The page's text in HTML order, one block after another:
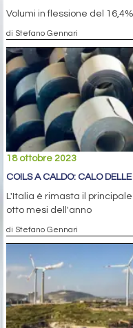
Volumi in flessione del
di Stefano Gennari
18 ottobre 2023
COILS A CALDO: CALO
L'Italia è rimasta il
otto mesi dell'anno
di Stefano Gennari